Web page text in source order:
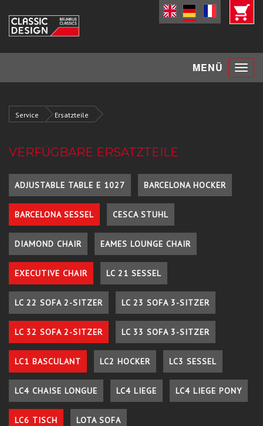
MENÜ Toggle
Service Ersatzteile
VERFÜGBARE ERSATZTEILE
ADJUSTABLE TABLE E 1027 BARCELONA HOCKER
BARCELONA SESSEL CESCA STUHL
DIAMOND CHAIR EAMES LOUNGE CHAIR
EXECUTIVE CHAIR LC 21 SESSEL
LC 22 SOFA 2-SITZER LC 23 SOFA 3-SITZER
LC 32 SOFA 2-SITZER LC 33 SOFA 3-SITZER
LC1 BASCULANT LC2 HOCKER LC3 SESSEL
LC4 CHAISE LONGUE LC4 LIEGE LC4 LIEGE PONY
LC6 TISCH LOTA SOFA